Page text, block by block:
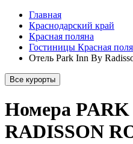
Главная
Краснодарский край
Красная поляна
Гостиницы Красная
Отель Park Inn By
Все курорты
Номера
RADISSON